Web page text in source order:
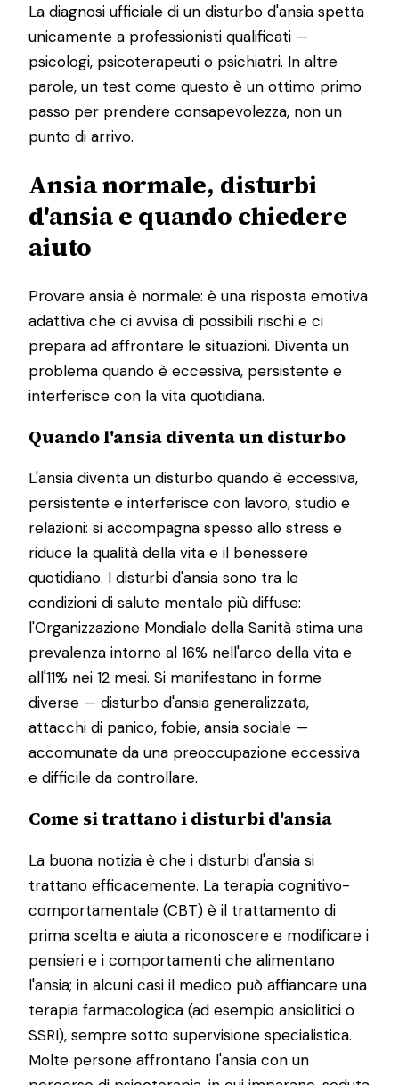
La diagnosi ufficiale di un disturbo d'ansia spetta
unicamente a professionisti qualificati —
psicologi, psicoterapeuti o psichiatri. In altre
parole, un test come questo è un ottimo primo
passo per prendere consapevolezza, non un
punto di arrivo.
Ansia normale, disturbi
d'ansia e quando chiedere
aiuto
Provare ansia è normale: è una risposta emotiva
adattiva che ci avvisa di possibili rischi e ci
prepara ad affrontare le situazioni. Diventa un
problema quando è eccessiva, persistente e
interferisce con la vita quotidiana.
Quando l'ansia diventa un disturbo
L'ansia diventa un disturbo quando è eccessiva,
persistente e interferisce con lavoro, studio e
relazioni: si accompagna spesso allo stress e
riduce la qualità della vita e il benessere
quotidiano. I disturbi d'ansia sono tra le
condizioni di salute mentale più diffuse:
l'Organizzazione Mondiale della Sanità stima una
prevalenza intorno al 16% nell'arco della vita e
all'11% nei 12 mesi. Si manifestano in forme
diverse — disturbo d'ansia generalizzata,
attacchi di panico, fobie, ansia sociale —
accomunate da una preoccupazione eccessiva
e difficile da controllare.
Come si trattano i disturbi d'ansia
La buona notizia è che i disturbi d'ansia si
trattano efficacemente. La terapia cognitivo-
comportamentale (CBT) è il trattamento di
prima scelta e aiuta a riconoscere e modificare i
pensieri e i comportamenti che alimentano
l'ansia; in alcuni casi il medico può affiancare una
terapia farmacologica (ad esempio ansiolitici o
SSRI), sempre sotto supervisione specialistica.
Molte persone affrontano l'ansia con un